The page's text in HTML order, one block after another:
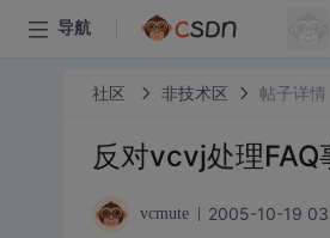
导航
社区 非技术区 帖子详情
反对vcvj处理FAQ
vcmute 2005-10-19